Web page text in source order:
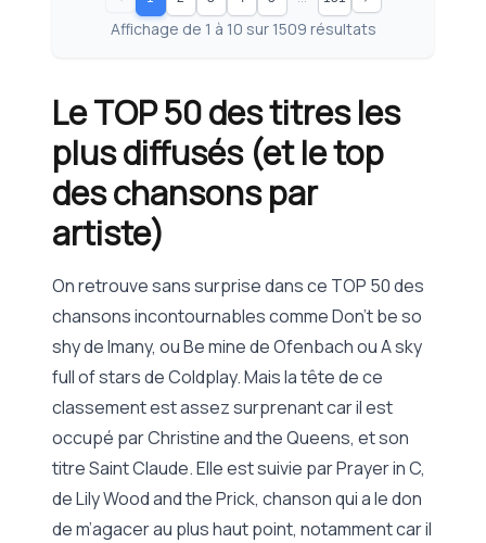
Affichage de 1 à 10 sur 1509 résultats
Le TOP 50 des titres les
plus diffusés (et le top
des chansons par
artiste)
On retrouve sans surprise dans ce TOP 50 des
chansons incontournables comme Don’t be so
shy de Imany, ou Be mine de Ofenbach ou A sky
full of stars de Coldplay. Mais la tête de ce
classement est assez surprenant car il est
occupé par Christine and the Queens, et son
titre Saint Claude. Elle est suivie par Prayer in C,
de Lily Wood and the Prick, chanson qui a le don
de m’agacer au plus haut point, notamment car il